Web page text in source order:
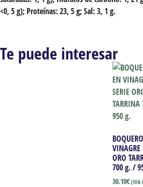
<0, 5 g); Proteínas: 23, 5 g; Sal: 3, 1 g.
Te puede interesar
VINAGRE
ORO
700 g. /
30.10€ (IVA